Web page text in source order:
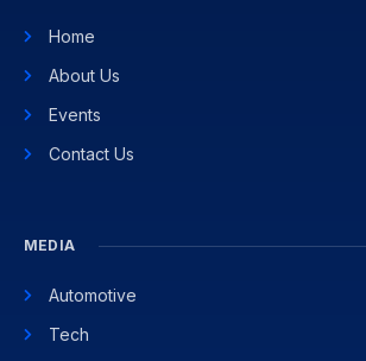
Home
About Us
Events
Contact Us
MEDIA
Automotive
Tech